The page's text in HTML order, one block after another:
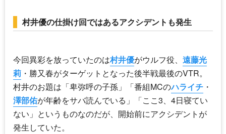
村井優の仕掛け回ではあるアクシデントも発生
今回異彩を放っていたのは村井優がウルフ役、 遠藤光
莉 ・勝又春がターゲットとなった後半戦最後のVTR。
村井のお題は「卑弥呼の子孫」「番組MCのハライチ ・
澤部佑が年齢をサバ読んでいる」「ここ3、4日寝てい
ない」というものなのだが、開始前にアクシデントが
発生していた。